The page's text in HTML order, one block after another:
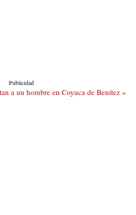
Publicidad
a un hombre en Coyuca de Benítez »